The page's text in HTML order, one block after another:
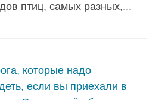
птиц, самых разных,...